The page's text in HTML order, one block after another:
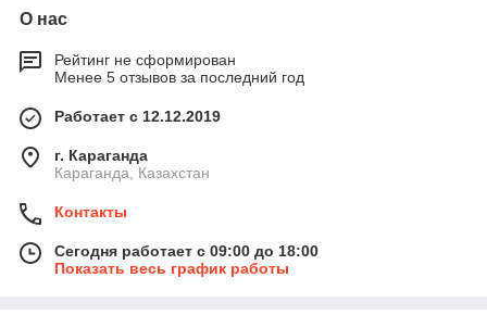
О нас
Рейтинг не сформирован
Менее 5 отзывов за последний год
Работает с 12.12.2019
г. Караганда
Караганда, Казахстан
Контакты
Сегодня работает с 09:00 до 18:00
Показать весь график работы